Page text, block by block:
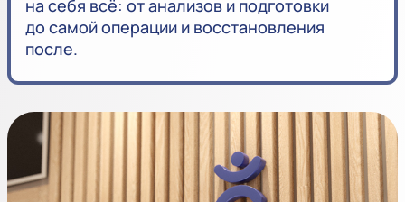
на себя всё: от анализов и подготовки
до самой операции и восстановления
после.